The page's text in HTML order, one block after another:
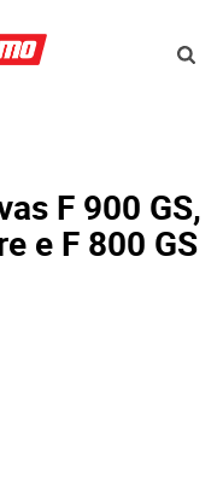
F 900 GS,
e F 800 GS